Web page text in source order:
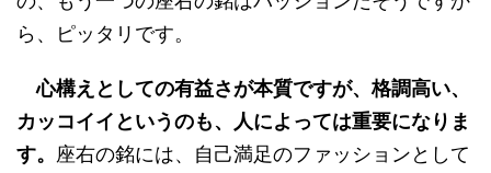
ら、ピッタリです。
心構えとしての有益さが本質ですが、格調高い、
カッコイイというのも、人によっては重要になりま
す。 座右の銘には、自己満足のファッションとして